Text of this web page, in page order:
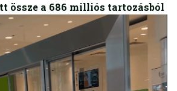
össze a 686 milliós tartozásból